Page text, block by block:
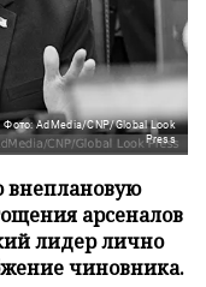
Фото: AdMedia/CNP/Global Look
Press
арсеналов
лидер лично
чиновника.